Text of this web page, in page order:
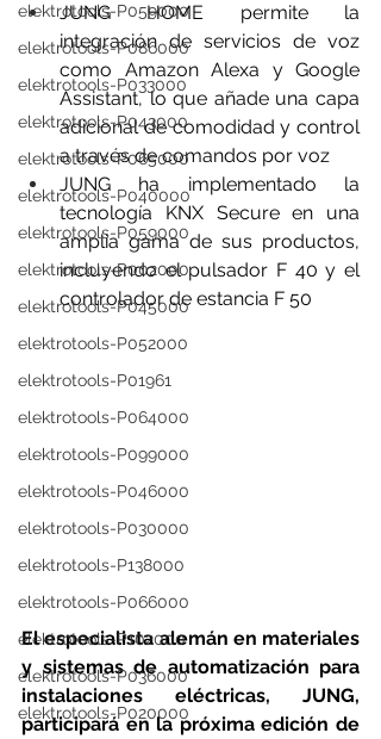
elektrotools-P059000
elektrotools-P086000
elektrotools-P033000
elektrotools-P043000
elektrotools-P065000
elektrotools-P040000
elektrotools-P059000
elektrotools-P002000
elektrotools-P045000
elektrotools-P052000
elektrotools-P01961
elektrotools-P064000
elektrotools-P099000
elektrotools-P046000
elektrotools-P030000
elektrotools-P138000
elektrotools-P066000
elektrotools-P102000
elektrotools-P036000
elektrotools-P020000
JUNG HOME permite la
integración de servicios de voz
como Amazon Alexa y Google
Assistant, lo que añade una capa
adicional de comodidad y control
a través de comandos por voz
JUNG ha implementado la
tecnología KNX Secure en una
amplia gama de sus productos,
incluyendo el pulsador F 40 y el
controlador de estancia F 50
El especialista alemán en materiales
y sistemas de automatización para
instalaciones eléctricas, JUNG,
participará en la próxima edición de